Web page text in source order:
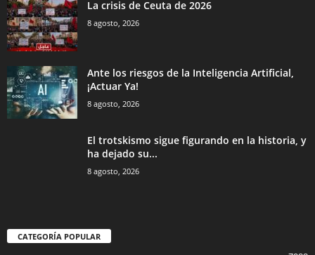
La crisis de Ceuta de 2026
8 agosto, 2026
Ante los riesgos de la Inteligencia Artificial,
¡Actuar Ya!
8 agosto, 2026
El trotskismo sigue figurando en la historia, y
ha dejado su...
8 agosto, 2026
CATEGORÍA POPULAR